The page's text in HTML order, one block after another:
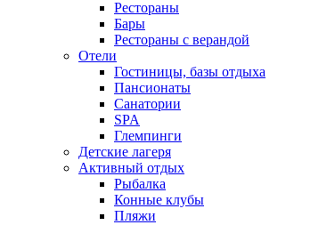
Рестораны
Бары
Рестораны с верандой
Отели
Гостиницы, базы отдыха
Пансионаты
Санатории
SPA
Глемпинги
Детские лагеря
Активный отдых
Рыбалка
Конные клубы
Пляжи